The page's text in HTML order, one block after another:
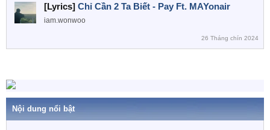
[Lyrics] Chỉ Cần 2 Ta Biết - Pay Ft. MAYonair
iam.wonwoo
26 Tháng chín 2024
Nội dung nổi bật